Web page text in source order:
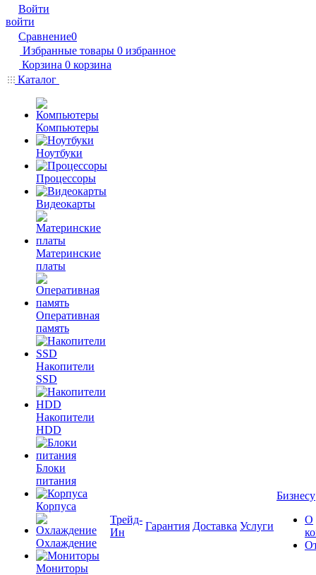
Войти
войти
Сравнение0
Избранные товары 0 избранное
Корзина 0 корзина
Каталог
Компьютеры
Ноутбуки
Процессоры
Видеокарты
Материнские
платы
Оперативная
память
Накопители
SSD
Накопители
HDD
Блоки
питания
Корпуса
Охлаждение
Мониторы
Трейд-
Ин
Гарантия Доставка Услуги
Бизнесу
О